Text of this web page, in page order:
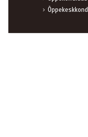
Õppekeskkond